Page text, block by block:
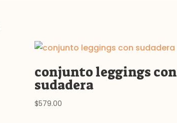
conjunto leggings con
sudadera
$579.00